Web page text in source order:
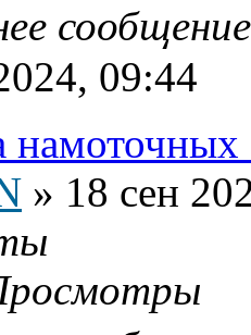
09:44
намоточных
» 18 сен